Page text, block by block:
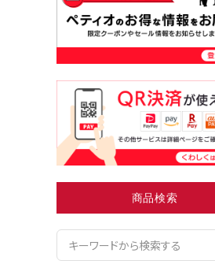
首輪・ハーネス・リード
替え・交換パーツ
小型犬にオススメ
商品検索